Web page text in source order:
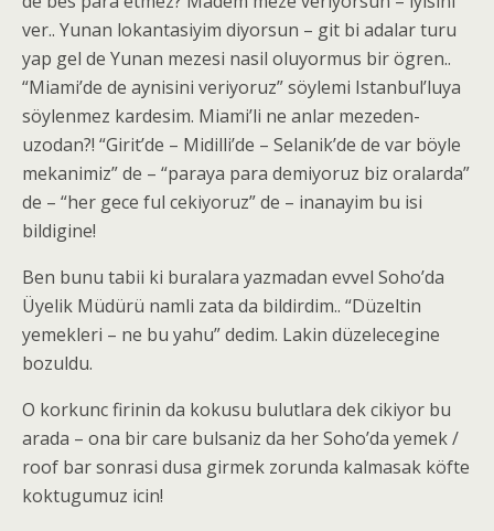
ver.. Yunan lokantasiyim diyorsun – git bi adalar turu
yap gel de Yunan mezesi nasil oluyormus bir ögren..
“Miami’de de aynisini veriyoruz” söylemi Istanbul’luya
söylenmez kardesim. Miami’li ne anlar mezeden-
uzodan?! “Girit’de – Midilli’de – Selanik’de de var böyle
mekanimiz” de – “paraya para demiyoruz biz oralarda”
de – “her gece ful cekiyoruz” de – inanayim bu isi
bildigine!
Ben bunu tabii ki buralara yazmadan evvel Soho’da
Üyelik Müdürü namli zata da bildirdim.. “Düzeltin
yemekleri – ne bu yahu” dedim. Lakin düzelecegine
bozuldu.
O korkunc firinin da kokusu bulutlara dek cikiyor bu
arada – ona bir care bulsaniz da her Soho’da yemek /
roof bar sonrasi dusa girmek zorunda kalmasak köfte
koktugumuz icin!